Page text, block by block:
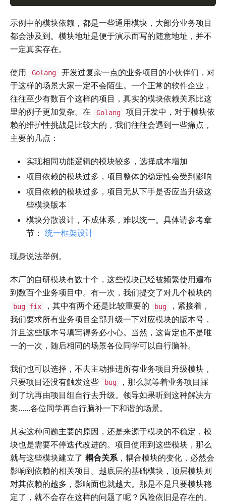
示例中的模块依赖，都是一些通用模块，大部分业务项目
都会涉及到。模块地址是便于演示而写的随意地址，并不
一定真实存在。
使用 Golang
开发过复杂一点的业务项目的小伙伴们，对
于这样的场景大家一定不会陌生。一个正常的软件企业，
往往至少有数百个这样的项目，真实的模块依赖关系比这
里的例子更加复杂。在
Golang
项目开发中，对于模块依
赖的维护性挑战是比较大的，我们往往会遇到一些痛点，
主要的几点：
实现相同功能逻辑的模块较多，选择成本增加
项目依赖的模块过多，项目整体的稳定性会受到影响
项目依赖的模块过多，项目无从下手是否应当升级这
些模块版本
模块分散设计，不成体系，难以统一。具体请参考章
节： 统一框架设计
现身说法举例。
本厂的自研模块有数十个，这些模块已经被频繁使用遍布
到数百个业务项目中。有一次，我们提交了对几个模块的
bug fix ，其中有两个还是比较重要的 bug
，紧接着，
我们要求所有业务项目全部升级一下对应模块的版本号，
并且这些版本号填写得务必小心。当然，这肯定也不是唯
一的一次，随后相同的场景各位同学可以自行脑补。
我们也可以选择，不去主动推进所有业务项目升级模块，
只要项目还没有触发这些
bug
，那么就等着业务项目踩
到了坑再由项目组自行去升级。领导如果听到这种解决方
案......各位同学再自行脑补一下和谐的场景。
其实这种问题主要的原因，还是来源于模块的不稳定，模
块也是需要不停迭代改进的。项目使用到这些模块，那么
就与这些模块建立了 耦合关系 ，耦合模块的变化，必然会
影响到依赖的相关项目。越底层的基础模块，顶层模块则
对其依赖的越多，影响面也就越大。那是不是只要模块稳
定了，就不会存在这样的问题了呢？风险依旧是存在的。